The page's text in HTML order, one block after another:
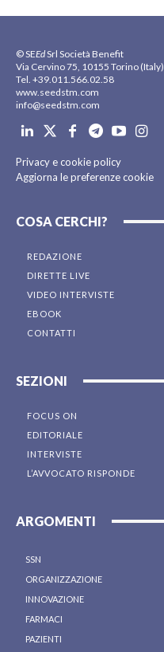
© SEEdSrl Società Benefit
Via Cervino 75, 10155 Torino (Italy)
Tel. +39.011.566.02.58
www.seedstm.com
info@seedstm.com
Privacy e cookie policy
Aggiorna le preferenze cookie
COSA CERCHI?
REDAZIONE
DIRETTE LIVE
VIDEO INTERVISTE
EBOOK
CONTATTI
SEZIONI
FOCUS ON
EDITORIALE
INTERVISTE
L’AVVOCATO RISPONDE
ARGOMENTI
SSN
ORGANIZZAZIONE
INNOVAZIONE
FARMACI
PAZIENTI